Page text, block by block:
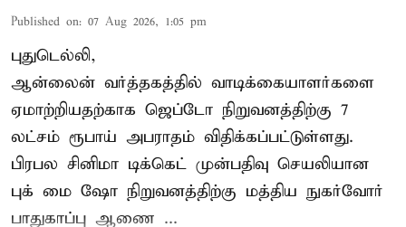
Published on: 07 Aug 2026, 1:05 pm
புதுடெல்லி,
ஆன்லைன் வர்த்தகத்தில் வாடிக்கையாளர்களை
ஏமாற்றியதற்காக ஜெப்டோ நிறுவனத்திற்கு 7
லட்சம் ரூபாய் அபராதம் விதிக்கப்பட்டுள்ளது.
பிரபல சினிமா டிக்கெட் முன்பதிவு செயலியான
புக் மை ஷோ நிறுவனத்திற்கு மத்திய நுகர்வோர்
பாதுகாப்பு ஆணை ...